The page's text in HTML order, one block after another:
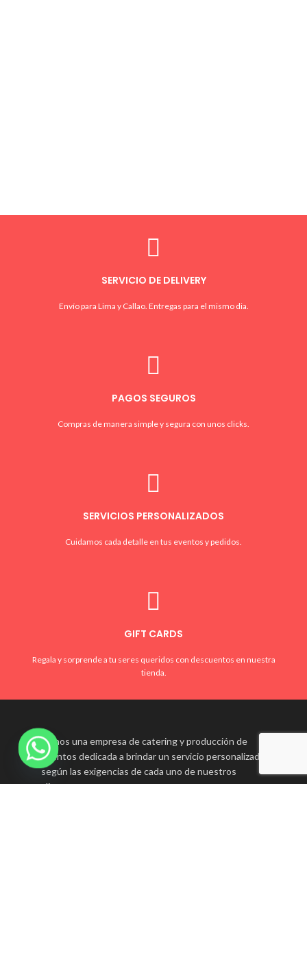
SERVICIO DE DELIVERY
Envío para Lima y Callao. Entregas para el mismo dia.
PAGOS SEGUROS
Compras de manera simple y segura con unos clicks.
SERVICIOS PERSONALIZADOS
Cuidamos cada detalle en tus eventos y pedidos.
GIFT CARDS
Regala y sorprende a tu seres queridos con descuentos en nuestra
tienda.
Somos una empresa de catering y producción de
eventos dedicada a brindar un servicio personalizado
según las exigencias de cada uno de nuestros
clientes.